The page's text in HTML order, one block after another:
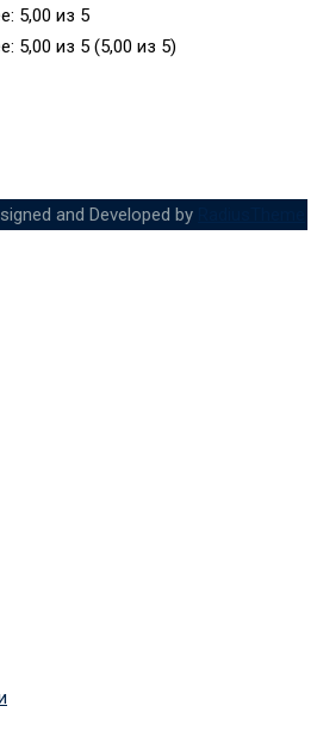
(5,00 из 5)
and Developed by